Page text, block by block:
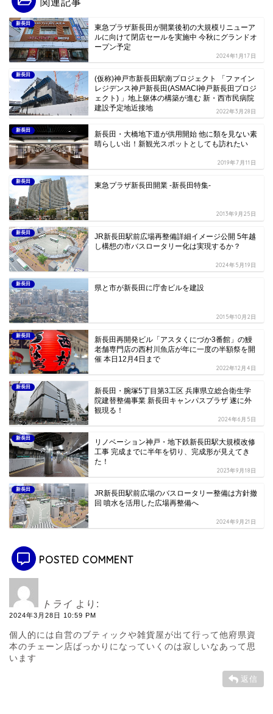
新長田
東急プラザ新長田が開業後初の大規模リニューア
ルに向けて閉店セールを実施中 今秋にグランドオ
ープン予定
2024年1月17日
新長田
(仮称)神戸市新長田駅南プロジェクト 「ファイン
レジデンス神戸新長田(ASMACI神戸新長田プロジ
ェクト) 」地上躯体の構築が進む 新・西市民病院
建設予定地近接地
2022年3月28日
新長田
新長田・大橋地下道が供用開始 他に類を見ない素
晴らしい出！新観光スポットとしても訪れたい
2019年7月11日
新長田 東急プラザ新長田開業 -新長田特集-
2013年9月25日
新長田
JR新長田駅前広場再整備詳細イメージ公開 5年越
し構想の市バスロータリー化は実現するか？
2024年5月19日
新長田 県と市が新長田に庁舎ビルを建設
2015年10月2日
新長田
新長田再開発ビル「アスタくにづか3番館」の鰻
老舗専門店の西村川魚店が年に一度の半額祭を開
催 本日12月4日まで
2022年12月4日
新長田
新長田・腕塚5丁目第3工区 兵庫県立総合衛生学
院建替整備事業 新長田キャンパスプラザ 遂に外
観現る！
2024年6月5日
新長田
リノベーション神戸・地下鉄新長田駅大規模改修
工事 完成までに半年を切り、完成形が見えてき
た！
2023年9月18日
新長田
JR新長田駅前広場のバスロータリー整備は方針撤
回 噴水を活用した広場再整備へ
2024年9月21日
POSTED COMMENT
トライ より:
2024年3月28日 10:59 PM
個人的には自営のブティックや雑貨屋が出て行って他府県資
本のチェーン店ばっかりになっていくのは寂しいなあって思
います
返信